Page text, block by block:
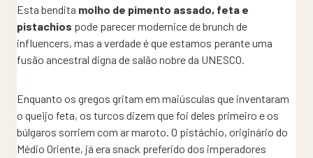
Esta bendita molho de pimento assado, feta e
pistachios pode parecer modernice de brunch de
influencers, mas a verdade é que estamos perante uma
fusão ancestral digna de salão nobre da UNESCO.
Enquanto os gregos gritam em maiúsculas que inventaram
o queijo feta, os turcos dizem que foi deles primeiro e os
búlgaros sorriem com ar maroto. O pistáchio, originário do
Médio Oriente, já era snack preferido dos imperadores